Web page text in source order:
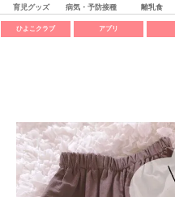
育児グッズ 病気・予防接種 離乳食
ひよこクラブ アプリ